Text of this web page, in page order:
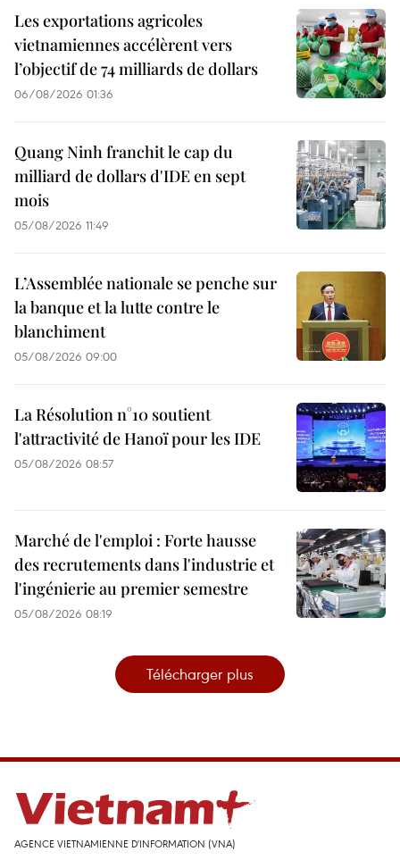
Les exportations agricoles
vietnamiennes accélèrent vers
l’objectif de 74 milliards de dollars
06/08/2026 01:36
Quang Ninh franchit le cap du
milliard de dollars d'IDE en sept
mois
05/08/2026 11:49
L’Assemblée nationale se penche sur
la banque et la lutte contre le
blanchiment
05/08/2026 09:00
La Résolution n°10 soutient
l'attractivité de Hanoï pour les IDE
05/08/2026 08:57
Marché de l'emploi : Forte hausse
des recrutements dans l'industrie et
l'ingénierie au premier semestre
05/08/2026 08:19
Télécharger plus
AGENCE VIETNAMIENNE D'INFORMATION (VNA)